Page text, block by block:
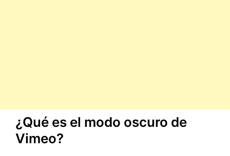
¿Qué es el modo oscuro de
Vimeo?